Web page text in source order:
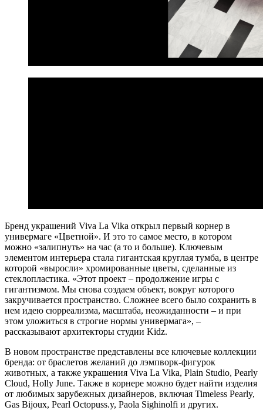
Бренд украшений Viva La Vika открыл первый корнер в
универмаге «Цветной». И это то самое место, в котором
можно «залипнуть» на час (а то и больше). Ключевым
элементом интерьера стала гигантская круглая тумба, в центре
которой «выросли» хромированные цветы, сделанные из
стеклопластика. «Этот проект – продолжение игры с
гигантизмом. Мы снова создаем объект, вокруг которого
закручивается пространство. Сложнее всего было сохранить в
нем идею сюрреализма, масштаба, неожиданности – и при
этом уложиться в строгие нормы универмага», –
рассказывают архитекторы студии Kidz.
В новом пространстве представлены все ключевые коллекции
бренда: от браслетов желаний до лэмпворк-фигурок
животных, а также украшения Viva La Vika, Plain Studio, Pearly
Cloud, Holly June. Также в корнере можно будет найти изделия
от любимых зарубежных дизайнеров, включая Timeless Pearly,
Gas Bijoux, Pearl Octopuss.y, Paola Sighinolfi и других.